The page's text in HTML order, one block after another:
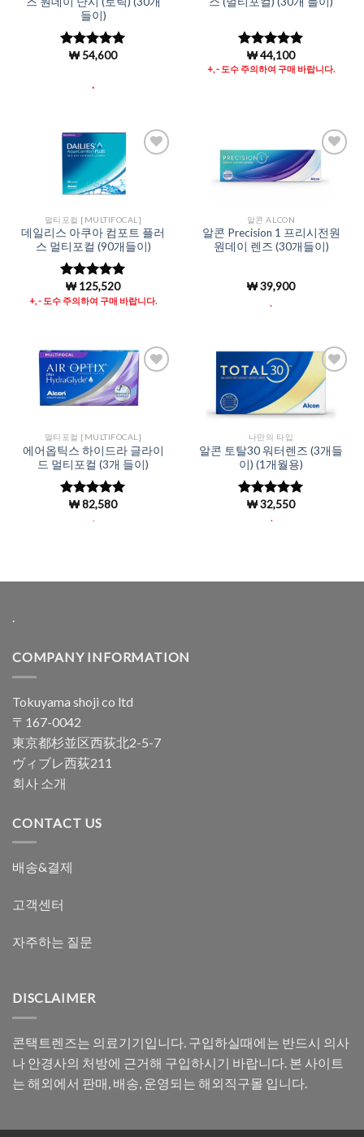
들이)
5 중에서
₩54,600
.
5 중에서
로 평가됨
₩44,100
+, - 도수 주의하여 구매 바랍니다.
멀티포컬 [MULTIFOCAL]
데일리스 아쿠아 컴포트 플러
스 멀티포컬 (90개들이)
5 중에서5
로 평가됨
₩125,520
+, - 도수 주의하여 구매 바랍니다.
Add to
Wishlist
알콘 ALCON
알콘 Precision 1 프리시전원
원데이 렌즈 (30개들이)
₩39,900
.
Add to
Wishlist
멀티포컬 [MULTIFOCAL]
에어옵틱스 하이드라 글라이
드 멀티포컬 (3개 들이)
5 중에서
로 평가됨
₩82,580
Add to
Wishlist
나만의 타입
알콘 토탈30 워터렌즈 (3개들
이) (1개월용)
5 중에서
로 평
₩32,550
.
.
COMPANY INFORMATION
Tokuyama shoji co ltd
〒167-0042
東京都杉並区西荻北2-5-7
ヴィブレ西荻211
회사 소개
CONTACT US
배송&결제
고객센터
자주하는 질문
DISCLAIMER
콘택트렌즈는 의료기기입니다. 구입하실때에는 반드시 의사
나 안경사의 처방에 근거해 구입하시기 바랍니다. 본 사이트
는 해외에서 판매, 배송, 운영되는 해외직구몰 입니다.